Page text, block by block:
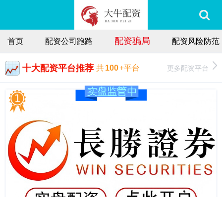
首页 配资公司跑路 配资骗局 配资风险防范
十大配资平台推荐 共100+平台 更多配资平台